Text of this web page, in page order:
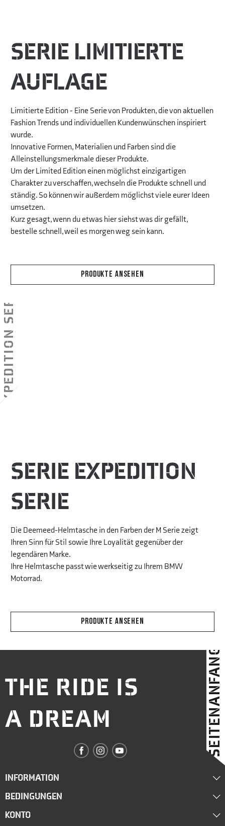
SERIE LIMITIERTE
AUFLAGE
Limitierte Edition - Eine Serie von Produkten, die von aktuellen
Fashion Trends und individuellen Kundenwünschen inspiriert
wurde.
Innovative Formen, Materialien und Farben sind die
Alleinstellungsmerkmale dieser Produkte.
Um der Limited Edition einen möglichst einzigartigen
Charakter zu verschaffen, wechseln die Produkte schnell und
ständig. So können wir außerdem möglichst viele eurer Ideen
umsetzen.
Kurz gesagt, wenn du etwas hier siehst was dir gefällt,
bestelle schnell, weil es morgen weg sein kann.
PRODUKTE ANSEHEN
EXPEDITION SERIE
SERIE EXPEDITION
SERIE
Die Deemeed-Helmtasche in den Farben der M Serie zeigt
Ihren Sinn für Stil sowie Ihre Loyalität gegenüber der
legendären Marke.
Ihre Helmtasche passt wie werkseitig zu Ihrem BMW
Motorrad.
PRODUKTE ANSEHEN
THE RIDE IS
A DREAM
INFORMATION
Über uns
Händler werden
BEDINGUNGEN
Lieferung
KONTO
SEITENANFANG